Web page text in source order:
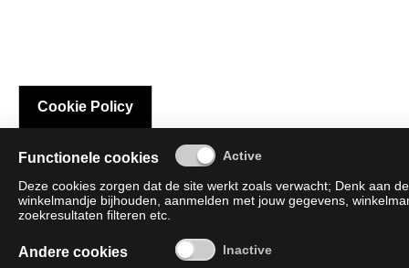
Cookie Policy
Functionele cookies
Deze cookies zorgen dat de site werkt zoals verwacht; Denk aan
winkelmandje bijhouden, aanmelden met jouw gegevens,
zoekresultaten filteren etc.
Andere cookies